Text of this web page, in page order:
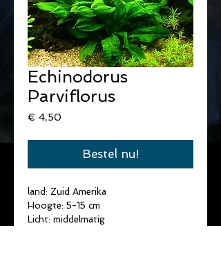
Echinodorus
Parviflorus
€ 4,50
Bestel nu!
land: Zuid Amerika
Hoogte: 5-15 cm
Licht: middelmatig